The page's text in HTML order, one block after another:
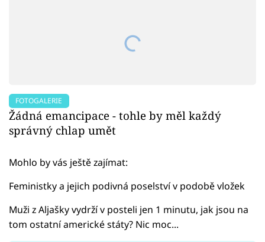
FOTOGALERIE
Žádná emancipace - tohle by měl každý
správný chlap umět
Mohlo by vás ještě zajímat:
Feministky a jejich podivná poselství v podobě vložek
Muži z Aljašky vydrží v posteli jen 1 minutu, jak jsou na
tom ostatní americké státy? Nic moc...